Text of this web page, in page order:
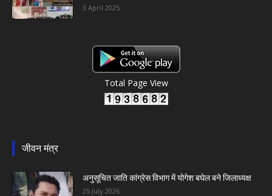
3 April 2025
Total Page View
जीवन मंत्र
अनुसूचित जाति कांग्रेस विभाग में योगेश बघेल बने जिलाध्यक्ष
25 July 2026